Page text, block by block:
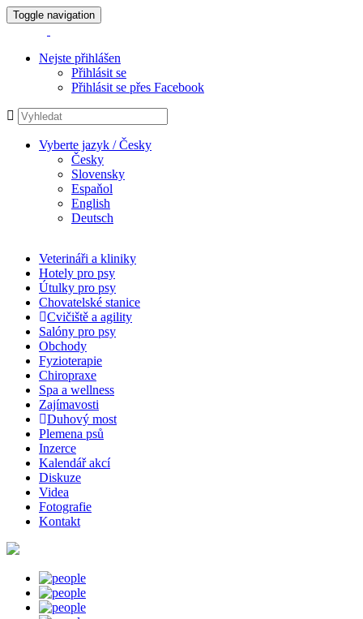
Toggle navigation
Nejste přihlášen
Přihlásit se
Přihlásit se přes Facebook
Vyberte jazyk / Česky
Česky
Slovensky
Espaňol
English
Deutsch
Veterináři a kliniky
Hotely pro psy
Útulky pro psy
Chovatelské stanice
Cvičiště a agility
Salóny pro psy
Obchody
Fyzioterapie
Chiropraxe
Spa a wellness
Zajímavosti
Duhový most
Plemena psů
Inzerce
Kalendář akcí
Diskuze
Videa
Fotografie
Kontakt